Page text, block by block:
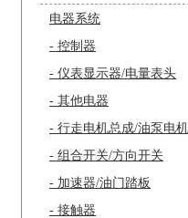
电器系统
- 控制器
- 仪表显示器/电量表头
- 其他电器
- 行走电机总成/油泵电
- 组合开关/方向开关
- 加速器/油门踏板
- 接触器